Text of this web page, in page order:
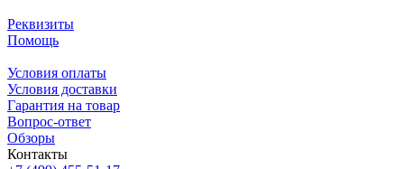
Реквизиты
Помощь
Условия оплаты
Условия доставки
Гарантия на товар
Вопрос-ответ
Обзоры
Контакты